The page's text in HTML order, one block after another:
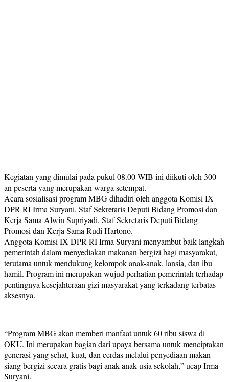
Kegiatan yang dimulai pada pukul 08.00 WIB ini diikuti oleh 300-
an peserta yang merupakan warga setempat.
Acara sosialisasi program MBG dihadiri oleh anggota Komisi IX
DPR RI Irma Suryani, Staf Sekretaris Deputi Bidang Promosi dan
Kerja Sama Alwin Supriyadi, Staf Sekretaris Deputi Bidang
Promosi dan Kerja Sama Rudi Hartono.
Anggota Komisi IX DPR RI Irma Suryani menyambut baik langkah
pemerintah dalam menyediakan makanan bergizi bagi masyarakat,
terutama untuk mendukung kelompok anak-anak, lansia, dan ibu
hamil. Program ini merupakan wujud perhatian pemerintah terhadap
pentingnya kesejahteraan gizi masyarakat yang terkadang terbatas
aksesnya.
“Program MBG akan memberi manfaat untuk 60 ribu siswa di
OKU. Ini merupakan bagian dari upaya bersama untuk menciptakan
generasi yang sehat, kuat, dan cerdas melalui penyediaan makan
siang bergizi secara gratis bagi anak-anak usia sekolah,” ucap Irma
Suryani.